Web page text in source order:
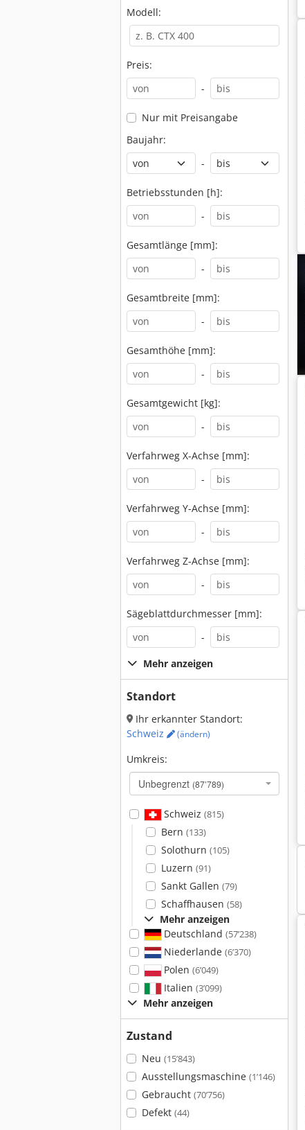
Modell:
Preis:
-
Nur mit Preisangabe
Baujahr:
-
Betriebsstunden [h]:
-
Gesamtlänge [mm]:
-
Gesamtbreite [mm]:
-
Gesamthöhe [mm]:
-
Gesamtgewicht [kg]:
-
Verfahrweg X-Achse [mm]:
-
Verfahrweg Y-Achse [mm]:
-
Verfahrweg Z-Achse [mm]:
-
Sägeblattdurchmesser [mm]:
-
Mehr anzeigen
Standort
Ihr erkannter Standort:
Schweiz
(ändern)
Umkreis:
Unbegrenzt (87’789)
Schweiz (815)
Bern (133)
Solothurn (105)
Luzern (91)
Sankt Gallen (79)
Schaffhausen (58)
Mehr anzeigen
Deutschland (57’238)
Niederlande (6’370)
Polen (6’049)
Italien (3’099)
Mehr anzeigen
Zustand
Neu (15’843)
Ausstellungsmaschine (1’146)
Gebraucht (70’756)
Defekt (44)
Comansa Kran Hallenkran